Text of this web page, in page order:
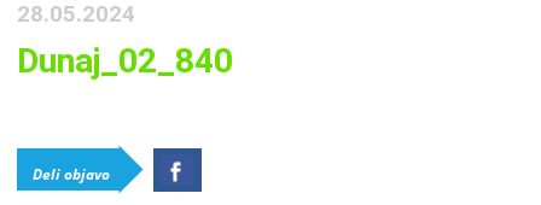
28.05.2024
Dunaj_02_840
Deli objavo